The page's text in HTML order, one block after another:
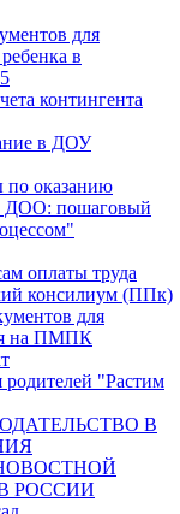
для
в
контингента
в ДОУ
по оказанию
ДОО: пошаговый
оплаты труда
консилиум (ППк)
для
на ПМПК
"Растим
В
РОССИИ